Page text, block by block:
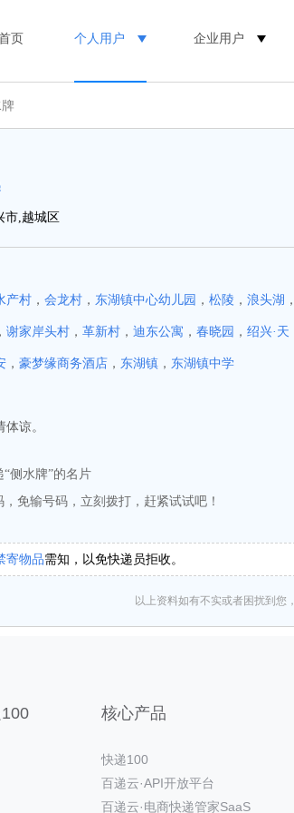
页 个人用户 企业用户
市,越城区
产村 ， 会龙村 ， 东湖镇中心幼儿园 ， 松陵 ， 浪头湖 ，
， 谢家岸头村 ， 革新村 ， 迪东公寓 ， 春晓园 ， 绍兴·天
， 豪梦缘商务酒店 ， 东湖镇 ， 东湖镇中学
谅。
“侧水牌”的名片
，免输号码，立刻拨打，赶紧试试吧！
寄物品需知，以免快递员拒收。
以上资料如有不实或者困扰到您，
核心产品
快递100
百递云·API开放平台
百递云·电商快递管家SaaS